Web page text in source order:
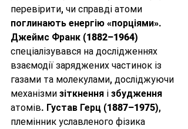
перевірити, чи справді атоми
поглинають енергію «порціями».
Джеймс Франк (1882–1964)
спеціалізувався на дослідженнях
взаємодії заряджених частинок із
газами та молекулами, досліджуючи
механізми зіткнення і збудження
атомів. Густав Герц (1887–1975),
племінник уславленого фізика